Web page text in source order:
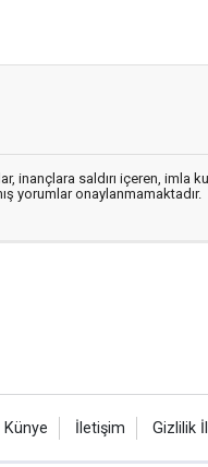
saldırı içeren, imla
yorumlar onaylanmamaktadır.
Künye İletişim Gizlilik